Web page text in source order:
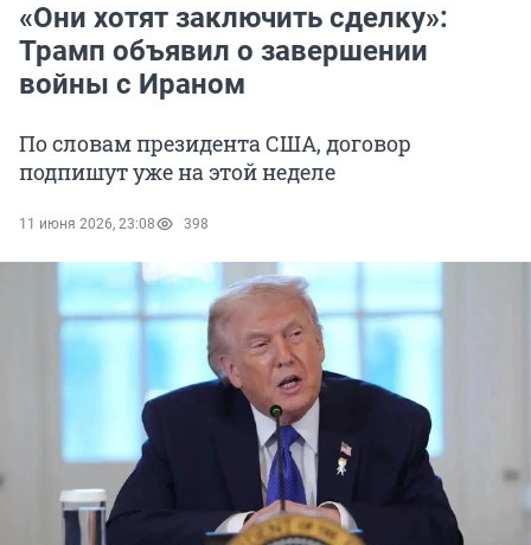
«Они хотят заключить сделку»:
Трамп объявил о завершении
войны с Ираном
По словам президента США, договор
подпишут уже на этой неделе
11 июня 2026, 23:08 398